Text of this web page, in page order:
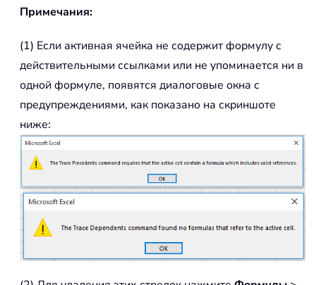
Примечания:
(1) Если активная ячейка не содержит формулу с
действительными ссылками или не упоминается ни в
одной формуле, появятся диалоговые окна с
предупреждениями, как показано на скриншоте
ниже: